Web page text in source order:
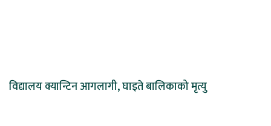
विद्यालय क्यान्टिन आगलागी, घाइते बालिकाको मृत्यु